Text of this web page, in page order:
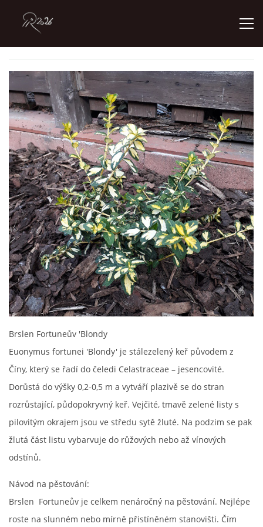
ÚVOD
GALERIE
KONTAKT
© 2026 eStránky.cz
Brslen Fortuneův 'Blondy
Euonymus fortunei 'Blondy' je stálezelený keř původem z
Číny, který se řadí do čeledi Celastraceae – jesencovité.
Dorůstá do výšky 0,2-0,5 m a vytváří plazivě se do stran
rozrůstající, půdopokryvný keř. Vejčité, tmavě zelené listy s
pilovitým okrajem jsou ve středu sytě žluté. Na podzim se pak
žlutá část listu vybarvuje do růžových nebo až vínových
odstínů.
Návod na pěstování:
Brslen Fortuneův je celkem nenáročný na pěstování. Nejlépe
roste na slunném nebo mírně přistíněném stanovišti. Čím